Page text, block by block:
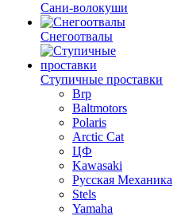
Сани-волокуши
Снегоотвалы
Ступичные проставки
Brp
Baltmotors
Polaris
Arctic Cat
ЦФ
Kawasaki
Русская Механика
Stels
Yamaha